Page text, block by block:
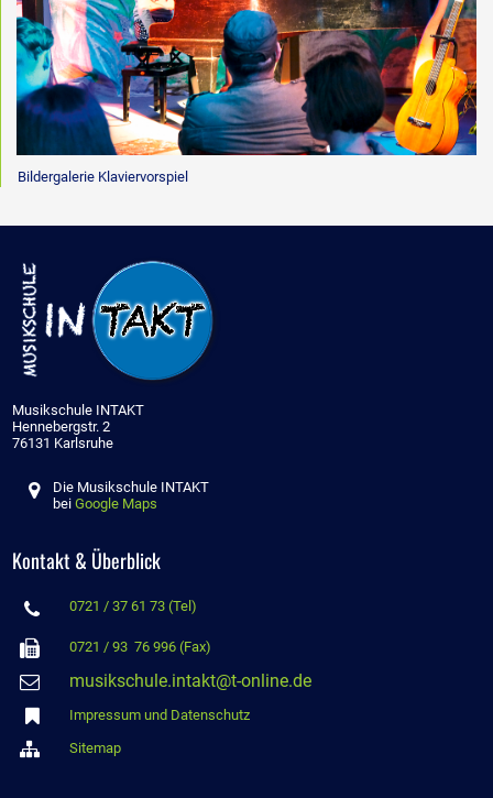
Bildergalerie Klaviervorspiel
Musikschule INTAKT
Hennebergstr. 2
76131 Karlsruhe

Die Musikschule INTAKT
beiGoogle Maps
Kontakt & Überblick
 0721 / 37 61 73 (Tel)
 0721 / 93 76 996 (Fax)
 musikschule.intakt@t-online.de
 Impressum und Datenschutz
 Sitemap